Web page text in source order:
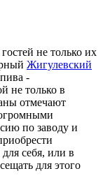
не только их
Жигулевский
-
не только в
отмечают
по заводу и
для себя, или в
для этого